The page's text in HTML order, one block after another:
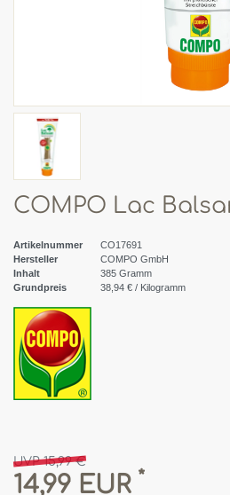
COMPO Lac
Artikelnummer
CO17691
Hersteller
COMPO GmbH
Inhalt
385 Gramm
Grundpreis
38,94 € / Kilogramm
UVP 15,99 €
14,99 EUR *